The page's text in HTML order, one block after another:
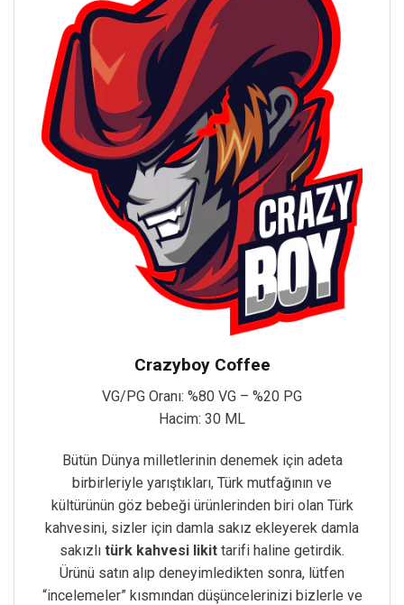
Crazyboy Coffee
VG/PG Oranı: %80 VG – %20 PG
Hacim: 30 ML
Bütün Dünya milletlerinin denemek için adeta
birbirleriyle yarıştıkları, Türk mutfağının ve
kültürünün göz bebeği ürünlerinden biri olan Türk
kahvesini, sizler için damla sakız ekleyerek damla
sakızlı türk kahvesi likit tarifi haline getirdik.
Ürünü satın alıp deneyimledikten sonra, lütfen
“incelemeler” kısmından düşüncelerinizi bizlerle ve